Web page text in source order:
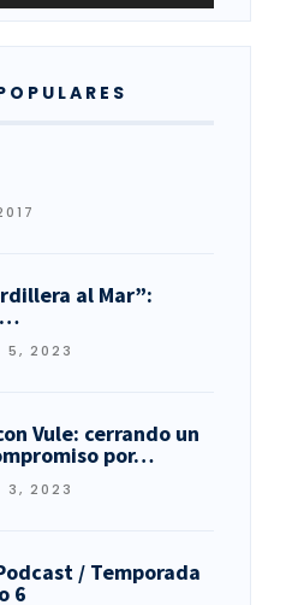
al Mar”:
5, 2023
Vule: cerrando un
por…
3, 2023
/ Temporada
6